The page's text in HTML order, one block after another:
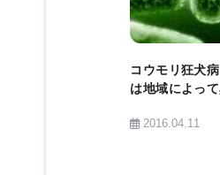
シア・ウイ
ーの面で欠
全ウイルス
による子宮
コウモリ狂犬
は地域によっ
2016.04.11